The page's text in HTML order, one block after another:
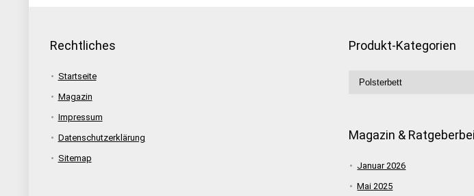
Rechtliches
Startseite
Magazin
Impressum
Datenschutzerklärung
Sitemap
Produkt-Kategorien
Magazin &
Januar 2026
Mai 2025